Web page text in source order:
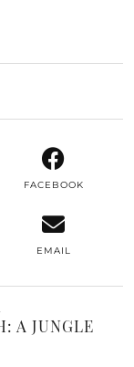
FACEBOOK
EMAIL
A JUNGLE